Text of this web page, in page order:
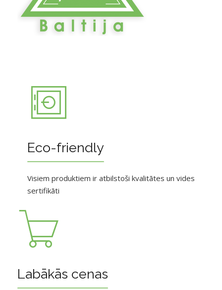
Eco-friendly
Visiem produktiem ir atbilstoši kvalitātes un vides
sertifikāti
Labākās cenas